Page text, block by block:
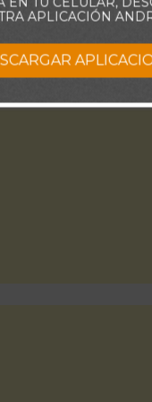
APLICACIÓN